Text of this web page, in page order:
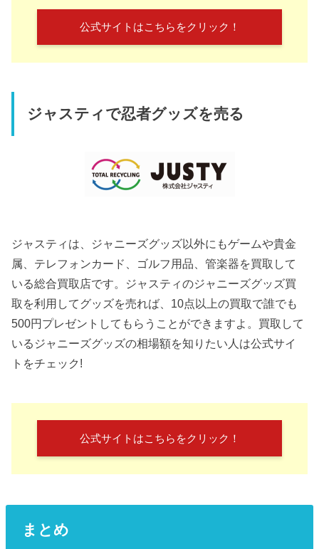
公式サイトはこちらをクリック！
ジャスティで忍者グッズを売る
ジャスティは、ジャニーズグッズ以外にもゲームや貴金
属、テレフォンカード、ゴルフ用品、管楽器を買取して
いる総合買取店です。ジャスティのジャニーズグッズ買
取を利用してグッズを売れば、10点以上の買取で誰でも
500円プレゼントしてもらうことができますよ。買取して
いるジャニーズグッズの相場額を知りたい人は公式サイ
トをチェック!
公式サイトはこちらをクリック！
まとめ